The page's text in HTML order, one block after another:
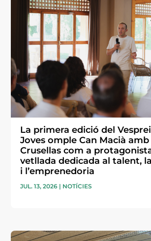
La primera edició del
Joves omple Can Macià
Crusellas com a
vetllada dedicada al talent,
i l’emprenedoria
JUL. 13, 2026 | NOTÍCIES